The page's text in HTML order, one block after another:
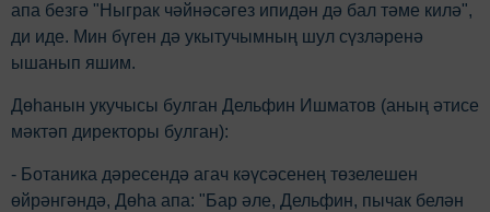
апа безгә "Ныграк чәйнәсәгез ипидән дә бал тәме килә",
ди иде. Мин бүген дә укытучымның шул сүзләренә
ышанып яшим.
Дөһанын укучысы булган Дельфин Ишматов (аның әтисе
мәктәп директоры булган):
- Ботаника дәресендә агач кәүсәсенең төзелешен
өйрәнгәндә, Дөһа апа: "Бар әле, Дельфин, пычак белән